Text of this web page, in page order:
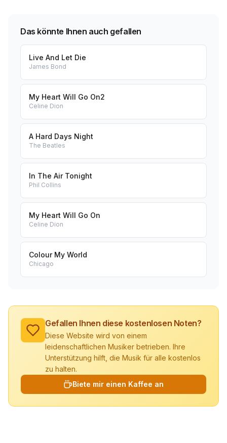
Das könnte Ihnen auch gefallen
Live And Let Die
James Bond
My Heart Will Go On2
Celine Dion
A Hard Days Night
The Beatles
In The Air Tonight
Phil Collins
My Heart Will Go On
Celine Dion
Colour My World
Chicago
Gefallen Ihnen diese kostenlosen Noten?
Diese Website wird von einem
leidenschaftlichen Musiker betrieben. Ihre
Unterstützung hilft, die Musik für alle kostenlos
zu halten.
Biete mir einen Kaffee an